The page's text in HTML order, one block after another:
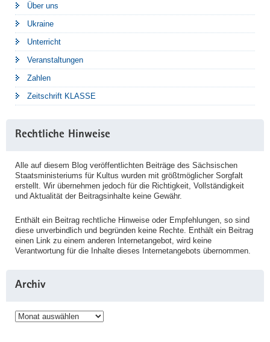
Über uns
Ukraine
Unterricht
Veranstaltungen
Zahlen
Zeitschrift KLASSE
Rechtliche Hinweise
Alle auf diesem Blog veröffentlichten Beiträge des Sächsischen
Staatsministeriums für Kultus wurden mit größtmöglicher Sorgfalt
erstellt. Wir übernehmen jedoch für die Richtigkeit, Vollständigkeit
und Aktualität der Beitragsinhalte keine Gewähr.
Enthält ein Beitrag rechtliche Hinweise oder Empfehlungen, so sind
diese unverbindlich und begründen keine Rechte. Enthält ein Beitrag
einen Link zu einem anderen Internetangebot, wird keine
Verantwortung für die Inhalte dieses Internetangebots übernommen.
Archiv
Archiv